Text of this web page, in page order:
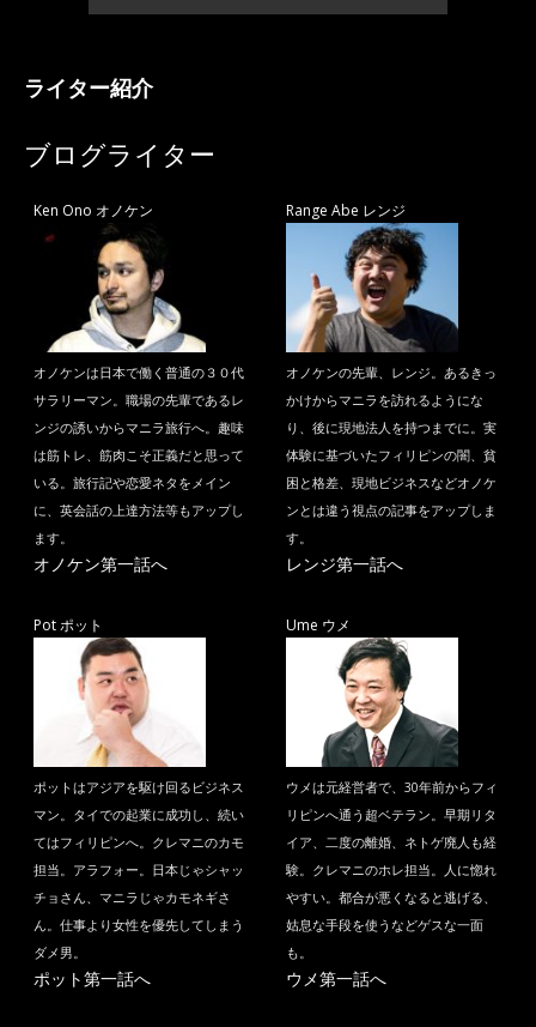
ライター紹介
ブログライター
Ken Ono オノケン
オノケンは日本で働く普通の３０代
サラリーマン。職場の先輩であるレ
ンジの誘いからマニラ旅行へ。趣味
は筋トレ、筋肉こそ正義だと思って
いる。旅行記や恋愛ネタをメイン
に、英会話の上達方法等もアップし
ます。
オノケン第一話へ
Range Abe レンジ
オノケンの先輩、レンジ。あるきっ
かけからマニラを訪れるようにな
り、後に現地法人を持つまでに。実
体験に基づいたフィリピンの闇、貧
困と格差、現地ビジネスなどオノケ
ンとは違う視点の記事をアップしま
す。
レンジ第一話へ
Pot ポット
ポットはアジアを駆け回るビジネス
マン。タイでの起業に成功し、続い
てはフィリピンへ。クレマニのカモ
担当。アラフォー。日本じゃシャッ
チョさん、マニラじゃカモネギさ
ん。仕事より女性を優先してしまう
ダメ男。
ポット第一話へ
Ume ウメ
ウメは元経営者で、30年前からフィ
リピンへ通う超ベテラン。早期リタ
イア、二度の離婚、ネトゲ廃人も経
験。クレマニのホレ担当。人に惚れ
やすい。都合が悪くなると逃げる、
姑息な手段を使うなどゲスな一面
も。
ウメ第一話へ